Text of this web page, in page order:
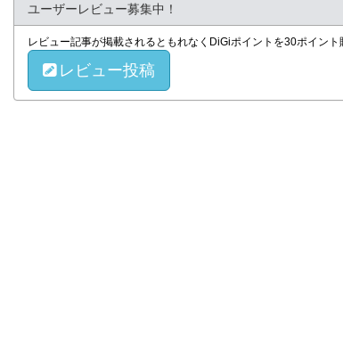
ユーザーレビュー募集中！
レビュー記事が掲載されるともれなくDiGiポイントを30ポイン
レビュー投稿